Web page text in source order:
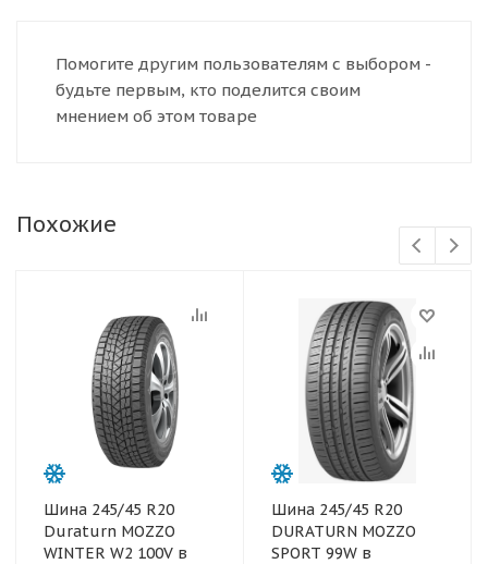
Помогите другим пользователям с выбором -
будьте первым, кто поделится своим
мнением об этом товаре
Похожие
Шина 245/45 R20
Duraturn MOZZO
WINTER W2 100V в
Шина 245/45 R20
DURATURN MOZZO
SPORT 99W в